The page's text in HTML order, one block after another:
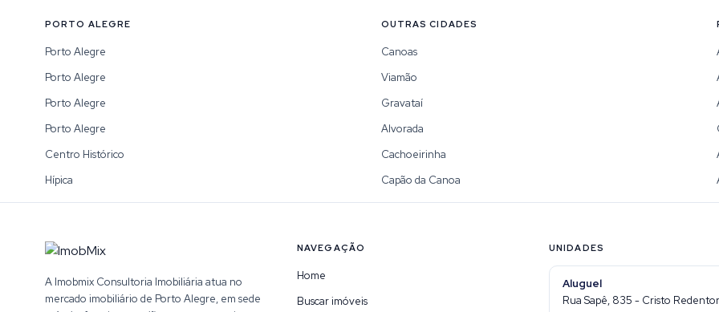
PORTO ALEGRE
Porto Alegre
Porto Alegre
Porto Alegre
Porto Alegre
Centro Histórico
Hípica
OUTRAS CIDADES
Canoas
Viamão
Gravataí
Alvorada
Cachoeirinha
Capão da Canoa
A Imobmix Consultoria Imobiliária atua no
mercado imobiliário de Porto Alegre, em sede
NAVEGAÇÃO
Home
Buscar imóveis
UNIDADES
Aluguel
Rua Sapê, 835 - Cristo